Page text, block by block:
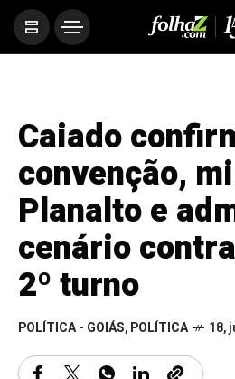
Caiado
convenção,
Planalto e
cenário
2º turno
POLÍTICA - GOIÁS,POLÍTICA 18,